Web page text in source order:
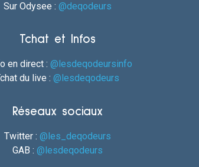
Sur Odysee : @deqodeurs
Tchat et Infos
en direct :@lesdeqodeursinfo
du live :@lesdeqodeurs
Réseaux sociaux
Twitter : @les_deqodeurs
GAB : @lesdeqodeurs